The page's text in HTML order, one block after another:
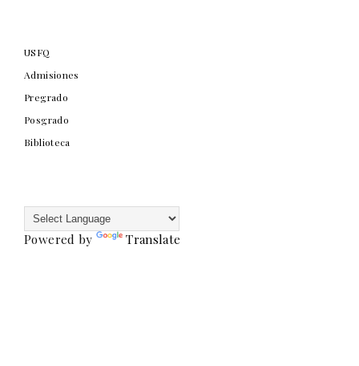
USFQ
Admisiones
Pregrado
Posgrado
Biblioteca
Powered by Translate